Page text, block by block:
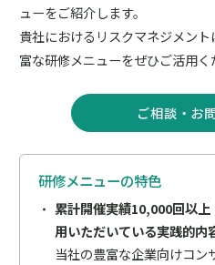
ューをご紹介します。
貴社におけるリスクマネジメン
富な研修メニューをぜひご活用く
ご相談・お
研修メニューの特色
累計開催実績10,000回以上
用いただいている実践的内
当社の豊富な企業向けコン